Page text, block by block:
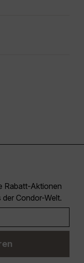
Rabatt-Aktionen
Condor-Welt.